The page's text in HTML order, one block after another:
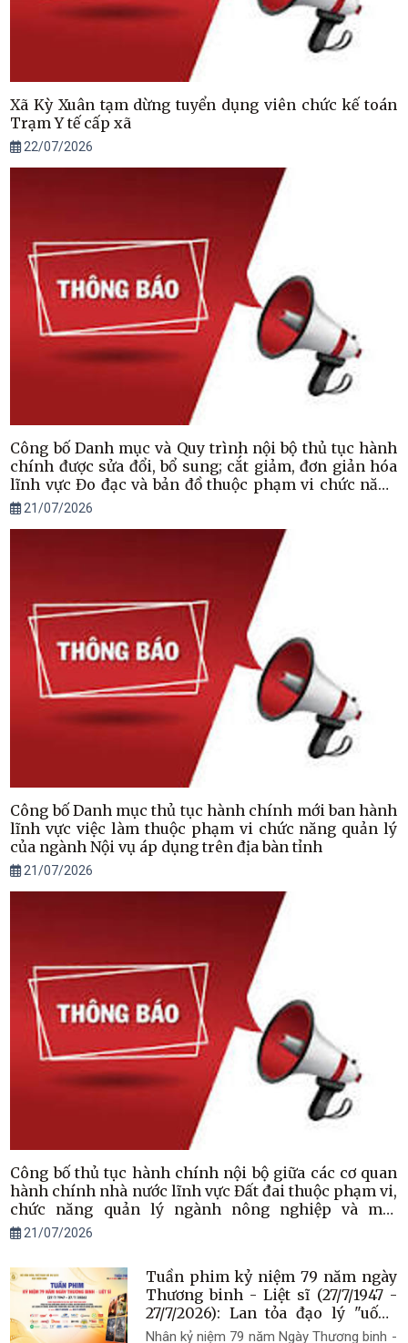
Xã Kỳ Xuân tạm dừng tuyển dụng viên chức kế toán
Trạm Y tế cấp xã
22/07/2026
Công bố Danh mục và Quy trình nội bộ thủ tục hành
chính được sửa đổi, bổ sung; cắt giảm, đơn giản hóa
lĩnh vực Đo đạc và bản đồ thuộc phạm vi chức năng
quản lý của ngành Nông nghiệp và Môi trường áp
21/07/2026
Công bố Danh mục thủ tục hành chính mới ban hành
lĩnh vực việc làm thuộc phạm vi chức năng quản lý
của ngành Nội vụ áp dụng trên địa bàn tỉnh
21/07/2026
Công bố thủ tục hành chính nội bộ giữa các cơ quan
hành chính nhà nước lĩnh vực Đất đai thuộc phạm vi,
chức năng quản lý ngành nông nghiệp và môi
trường áp dụng trên địa bàn tỉnh Hà Tĩnh
21/07/2026
Tuần phim kỷ niệm 79 năm ngày
Thương binh - Liệt sĩ (27/7/1947 -
27/7/2026): Lan tỏa đạo lý "uống
nước nhớ nguồn"
Nhân kỷ niệm 79 năm Ngày Thương binh -